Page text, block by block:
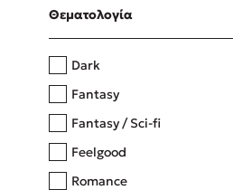
Η μέθοδος Αφήστε
Θεματολογία
Dark
Fantasy
Fantasy / Sci-fi
Feelgood
Romance